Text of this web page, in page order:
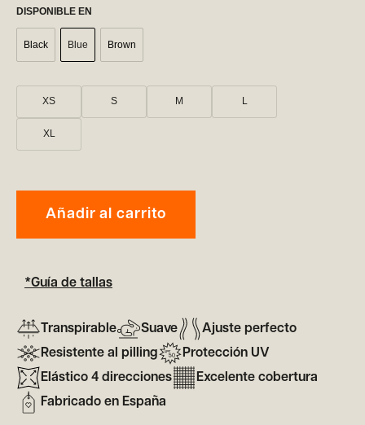
DISPONIBLE EN
Black Blue Brown
XS S M L
XL
Añadir al carrito
*Guía de tallas
Transpirable Suave
Ajuste perfecto
Resistente al pilling
Protección UV
Elástico 4 direcciones
Excelente cobertura
Fabricado en España